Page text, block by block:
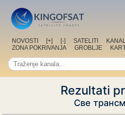
NOVOSTI [+] [-] SATELITI
ZONA POKRIVANJA
GROBLJE
Rezultati
Све